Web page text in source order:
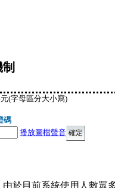
(字母區分大小寫)
碼
播放圖檔聲音
於目前系統使用人數眾